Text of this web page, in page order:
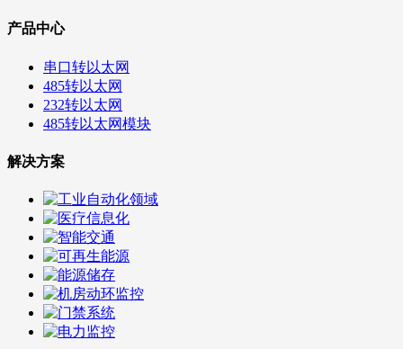
产品中心
串口转以太网
485转以太网
232转以太网
485转以太网模块
解决方案